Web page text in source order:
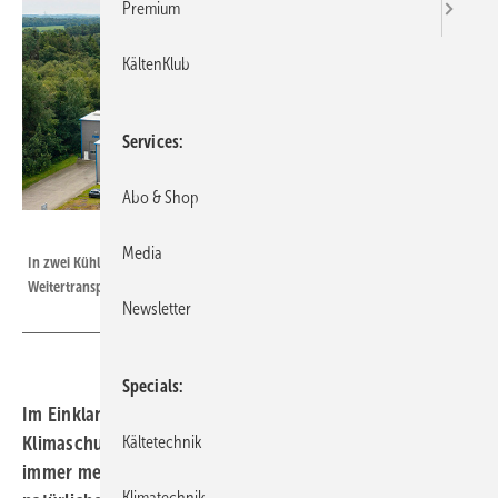
In zwei Kühlräumen werden Molkereiprodukte neuverpackt und für den
Weitertransport gelagert.
Im Einklang mit dem wachsenden Bewusstsein für den
Klimaschutz und den gesetzlichen Vorschriften suchen
immer mehr Betreiber nach Lösungen, die auf
Premium
KältenKlub
Services
Abo & Shop
Media
Newsletter
Specials
Kältetechnik